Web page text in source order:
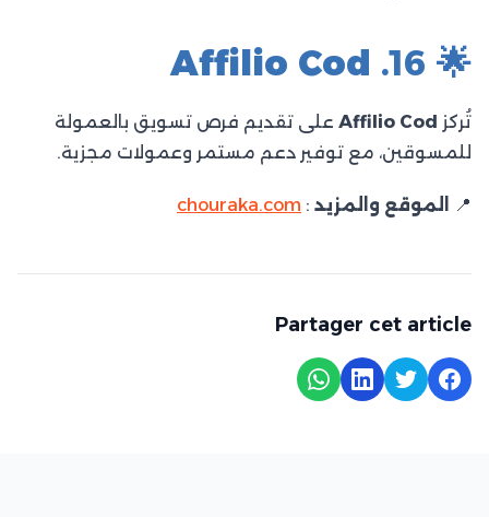
🌟 16.
Affilio Cod
تُركز Affilio Cod على تقديم فرص تسويق بالعمولة
للمسوقين، مع توفير دعم مستمر وعمولات مجزية.​
📍 الموقع والمزيد :
chouraka.com
Partager cet article